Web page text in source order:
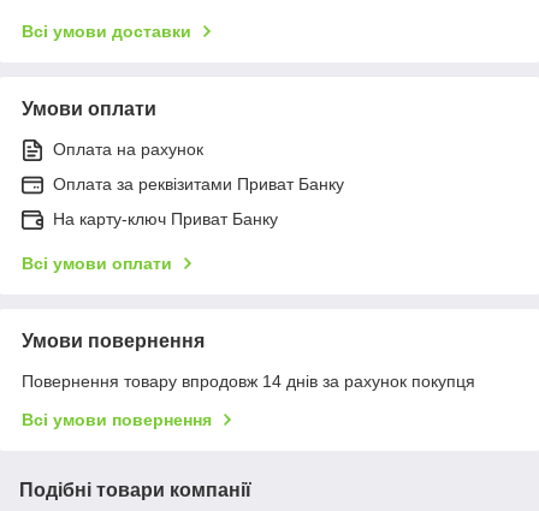
Всі умови доставки
Умови оплати
Оплата на рахунок
Оплата за реквізитами Приват Банку
На карту-ключ Приват Банку
Всі умови оплати
Умови повернення
Повернення товару впродовж 14 днів за рахунок покупця
Всі умови повернення
Подібні товари компанії